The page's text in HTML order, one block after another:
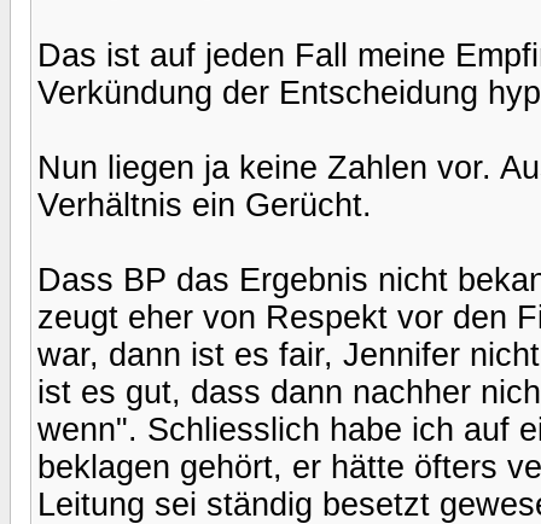
Das ist auf jeden Fall meine
Verkündung der Entscheidung
Nun liegen ja keine Zahlen vor.
Verhältnis ein Gerücht.
Dass BP das Ergebnis nicht
zeugt eher von Respekt vor den
war, dann ist es fair, Jennifer
ist es gut, dass dann nachher
wenn". Schliesslich habe ich auf
beklagen gehört, er hätte öfters
Leitung sei ständig besetzt